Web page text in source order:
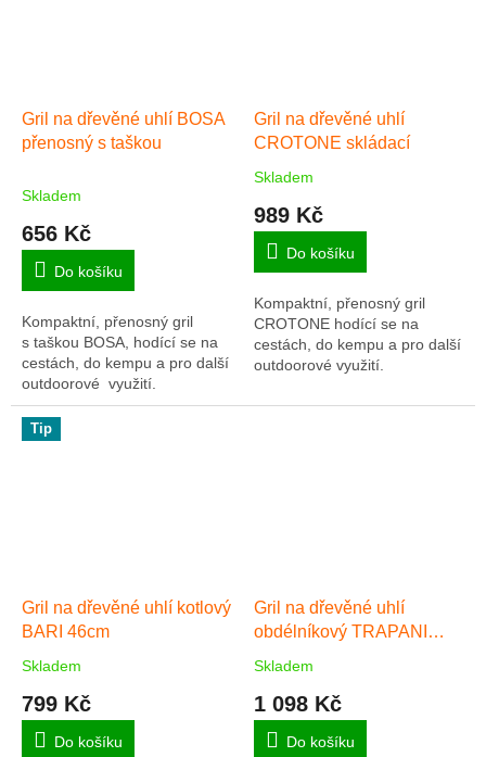
Gril na dřevěné uhlí BOSA
přenosný s taškou
Skladem
656 Kč
Do košíku
Kompaktní, přenosný gril
s taškou BOSA, hodící se na
cestách, do kempu a pro další
outdoorové využití.
Gril na dřevěné uhlí
CROTONE skládací
Průměrné
produktu
5,0
5
hvězdiček.
Skladem
989 Kč
Do košíku
Kompaktní, přenosný gril
CROTONE hodící se na
cestách, do kempu a pro další
outdoorové využití.
Tip
Gril na dřevěné uhlí kotlový
BARI 46cm
Průměrné
produktu
5,0
Skladem
799 Kč
Do košíku
Gril na dřevěné uhlí
obdélníkový TRAPANI
Průměrné
produktu
5,0
Skladem
1 098 Kč
Do košíku